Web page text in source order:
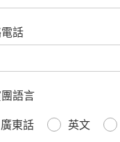
話
語言
廣東話
英文